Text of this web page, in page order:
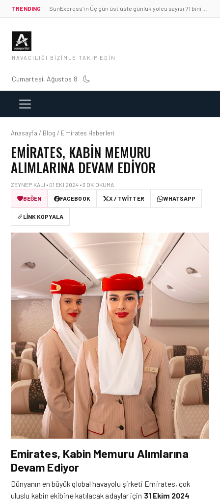
TRENDING
HAVACILIĞI BIZIMLE TAKIP EDIN
Cumartesi, Ağustos 8
Anasayfa / Blog / Emirates Haberleri
EMIRATES, KABIN MEMURU
ALIMLARINA DEVAM EDIYOR
ZEYNEP KALI • 01 EKI 2024 • 3 DK OKUMA
BEĞEN
FACEBOOK X / TWITTER WHATSAPP
LINK KOPYALA
Emirates, Kabin Memuru Alımlarına
Devam Ediyor
Dünyanın en büyük global havayolu şirketi Emirates, çok
uluslu kabin ekibine katılacak adaylar için 31 Ekim 2024